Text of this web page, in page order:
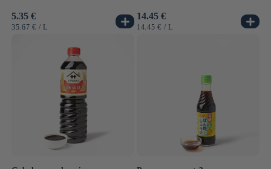
Normale
prijs
5.35 €
EENHEIDSPRIJS
35.67 € / PER
L
Normale
prijs
14.45 €
EENHEIDSPRIJS
14.45 € / PER
L